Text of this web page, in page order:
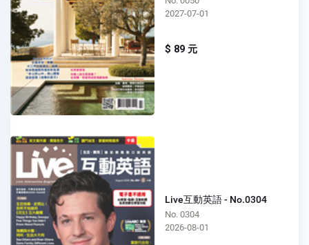
2027-07-01
$ 89 元
Live互動英語 - No.0304
No. 0304
2026-08-01